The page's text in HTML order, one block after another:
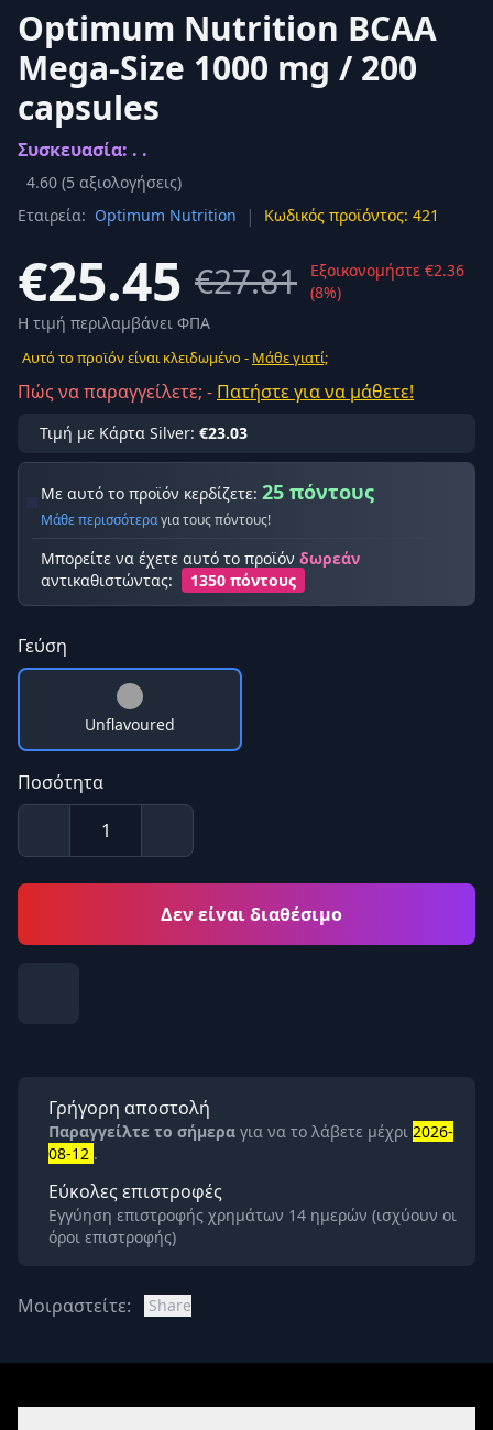
Optimum Nutrition BCAA
Mega-Size 1000 mg / 200
capsules
Συσκευασία: . .
4.60 (5 αξιολογήσεις)
Εταιρεία: Optimum Nutrition | Κωδικός προϊόντος: 421
€25.45 €27.81
Εξοικονομήστε €2.36
(8%)
Η τιμή περιλαμβάνει ΦΠΑ
Αυτό το προϊόν είναι κλειδωμένο - Μάθε γιατί;
Πώς να παραγγείλετε; - Πατήστε για να μάθετε!
Τιμή με Κάρτα Silver: €23.03
Με αυτό το προϊόν κερδίζετε: 25 πόντους
Μάθε περισσότεραγια τους πόντους!
Μπορείτε να έχετε αυτό το προϊόν δωρεάν
αντικαθιστώντας:
1350 πόντους
Γεύση
Unflavoured
Ποσότητα
Δεν είναι διαθέσιμο
Γρήγορη αποστολή
Παραγγείλτε το σήμερα για να το λάβετε μέχρι 2026-
08-12 .
Εύκολες επιστροφές
Εγγύηση επιστροφής χρημάτων 14 ημερών (ισχύουν οι
όροι επιστροφής)
Μοιραστείτε: Share